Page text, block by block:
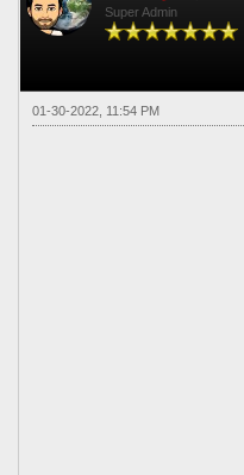
Super Admin
01-30-2022, 11:54 PM